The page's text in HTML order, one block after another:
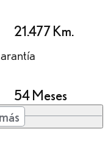
21.477 Km.
54 Meses